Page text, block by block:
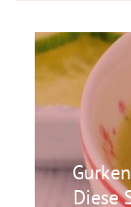
sind
Diese